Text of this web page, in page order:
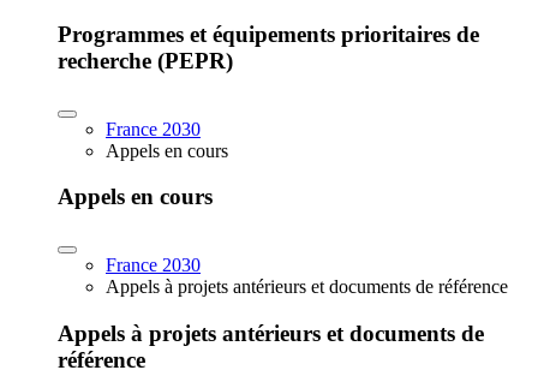
Programmes et équipements prioritaires de
recherche (PEPR)
France 2030
Appels en cours
Appels en cours
France 2030
Appels à projets antérieurs et documents de référence
Appels à projets antérieurs et documents de
référence